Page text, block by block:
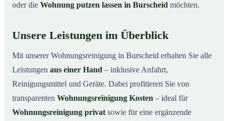
oder die Wohnung putzen lassen in Burscheid möchten.
Unsere Leistungen im Überblick
Mit unserer Wohnungsreinigung in Burscheid erhalten Sie alle
Leistungen aus einer Hand – inklusive Anfahrt,
Reinigungsmittel und Geräte. Dabei profitieren Sie von
transparenten Wohnungsreinigung Kosten – ideal für
Wohnungsreinigung privat sowie für eine ergänzende